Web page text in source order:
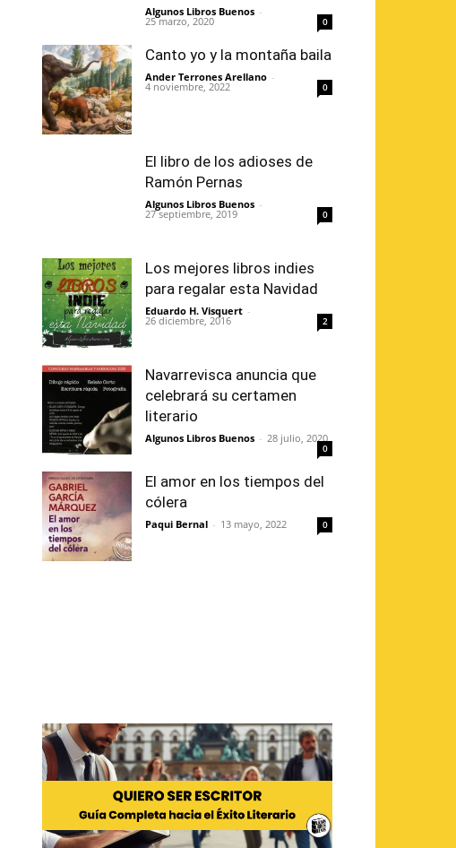
Algunos Libros Buenos -
25 marzo, 2020 0
Canto yo y la montaña baila
Ander Terrones Arellano -
4 noviembre, 2022 0
El libro de los adioses de
Ramón Pernas
Algunos Libros Buenos -
27 septiembre, 2019 0
Los mejores libros indies
para regalar esta Navidad
Eduardo H. Visquert -
26 diciembre, 2016 2
Navarrevisca anuncia que
celebrará su certamen
literario
Algunos Libros Buenos - 28 julio, 2020
0
El amor en los tiempos del
cólera
Paqui Bernal - 13 mayo, 2022 0